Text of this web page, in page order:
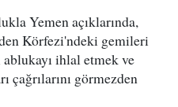
Yemen açıklarında,
Körfezi'ndeki gemileri
ablukayı ihlal etmek ve
çağrılarını görmezden